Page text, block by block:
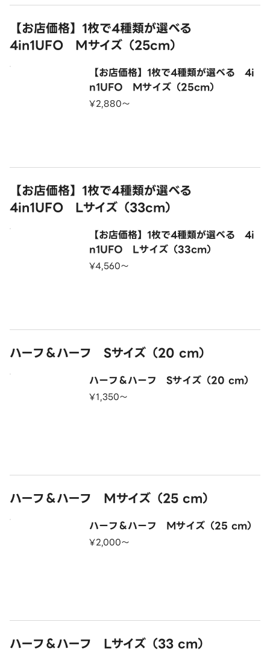
【お店価格】1枚で4種類が選べる
4in1UFO Mサイズ（25cm）
【お店価格】1枚で4種類が選べる 4i
n1UFO Mサイズ（25cm）
¥2,880〜
【お店価格】1枚で4種類が選べる
4in1UFO Lサイズ（33cm）
【お店価格】1枚で4種類が選べる 4i
n1UFO Lサイズ（33cm）
¥4,560〜
ハーフ＆ハーフ Sサイズ（20 cm）
ハーフ＆ハーフ Sサイズ（20 cm）
¥1,350〜
ハーフ＆ハーフ Mサイズ（25 cm）
ハーフ＆ハーフ Mサイズ（25 cm）
¥2,000〜
ハーフ＆ハーフ Lサイズ（33 cm）